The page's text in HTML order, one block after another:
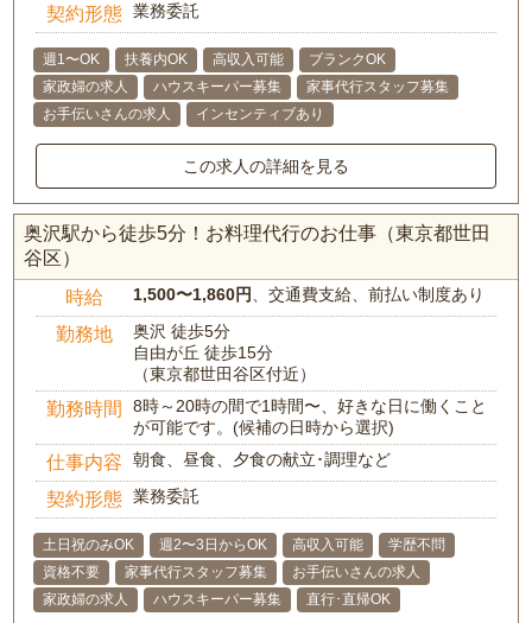
契約形態 業務委託
週1〜OK 扶養内OK 高収入可能
ブランクOK
家政婦の求人
ハウスキーパー募集
家事代行スタッフ募集
お手伝いさんの求人
インセンティブあり
この求人の詳細を見る
奥沢駅から徒歩5分！お料理代行のお仕事（東京都世田
谷区）
時給 1,500〜1,860円 、交通費支給、前払い制度あり
勤務地
奥沢 徒歩5分
自由が丘 徒歩15分
（東京都世田谷区付近）
勤務時間
8時～20時の間で1時間〜、好きな日に働くこと
が可能です。(候補の日時から選択)
仕事内容 朝食、昼食、夕食の献立･調理など
契約形態 業務委託
土日祝のみOK 週2〜3日からOK 高収入可能
学歴不問
資格不要
家事代行スタッフ募集
お手伝いさんの求人
家政婦の求人
ハウスキーパー募集 直行･直帰OK